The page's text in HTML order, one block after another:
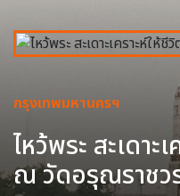
กรุงเทพมหานครฯ
ไหว้พระ สะเดาะ
ณ วัดอรุณราชว